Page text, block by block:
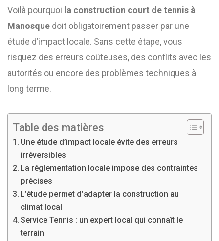
Voilà pourquoi la construction court de tennis à
Manosque doit obligatoirement passer par une
étude d’impact locale. Sans cette étape, vous
risquez des erreurs coûteuses, des conflits avec les
autorités ou encore des problèmes techniques à
long terme.
Table des matières
Une étude d’impact locale évite des erreurs
irréversibles
La réglementation locale impose des contraintes
précises
L’étude permet d’adapter la construction au
climat local
Service Tennis : un expert local qui connaît le
terrain